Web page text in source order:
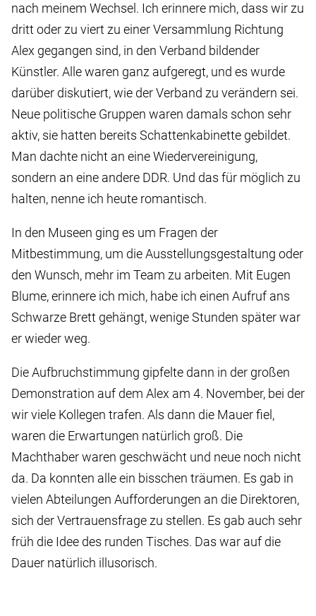
nach meinem Wechsel. Ich erinnere mich, dass wir zu
dritt oder zu viert zu einer Versammlung Richtung
Alex gegangen sind, in den Verband bildender
Künstler. Alle waren ganz aufgeregt, und es wurde
darüber diskutiert, wie der Verband zu verändern sei.
Neue politische Gruppen waren damals schon sehr
aktiv, sie hatten bereits Schattenkabinette gebildet.
Man dachte nicht an eine Wiedervereinigung,
sondern an eine andere DDR. Und das für möglich zu
halten, nenne ich heute romantisch.
In den Museen ging es um Fragen der
Mitbestimmung, um die Ausstellungsgestaltung oder
den Wunsch, mehr im Team zu arbeiten. Mit Eugen
Blume, erinnere ich mich, habe ich einen Aufruf ans
Schwarze Brett gehängt, wenige Stunden später war
er wieder weg.
Die Aufbruchstimmung gipfelte dann in der großen
Demonstration auf dem Alex am 4. November, bei der
wir viele Kollegen trafen. Als dann die Mauer fiel,
waren die Erwartungen natürlich groß. Die
Machthaber waren geschwächt und neue noch nicht
da. Da konnten alle ein bisschen träumen. Es gab in
vielen Abteilungen Aufforderungen an die Direktoren,
sich der Vertrauensfrage zu stellen. Es gab auch sehr
früh die Idee des runden Tisches. Das war auf die
Dauer natürlich illusorisch.